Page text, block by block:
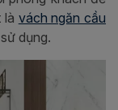
là vách ngăn cầu
dụng.